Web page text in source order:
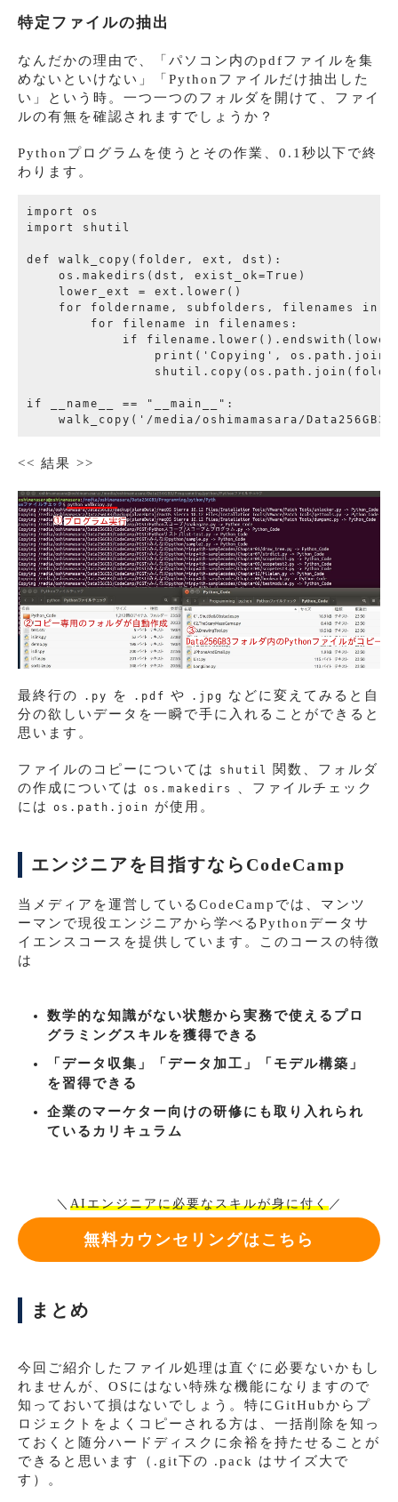
特定ファイルの抽出
なんだかの理由で、「パソコン内のpdfファイルを集
めないといけない」「Pythonファイルだけ抽出した
い」という時。一つ一つのフォルダを開けて、ファイ
ルの有無を確認されますでしょうか？
Pythonプログラムを使うとその作業、0.1秒以下で終
わります。
import os
import shutil
def walk_copy(folder, ext, dst):
    os.makedirs(dst, exist_ok=True)
    lower_ext = ext.lower()
for foldername, subfolders, filenames in
        for filename in filenames:
if
print('Copying',
if __name__ == "__main__":
<< 結果 >>
最終行の .py を .pdf や .jpg
などに変えてみると自
分の欲しいデータを一瞬で手に入れることができると
思います。
ファイルのコピーについては shutil
関数、フォルダ
の作成については os.makedirs
、ファイルチェック
には os.path.join が使用。
エンジニアを目指すならCodeCamp
当メディアを運営しているCodeCampでは、マンツ
ーマンで現役エンジニアから学べるPythonデータサ
イエンスコースを提供しています。このコースの特徴
は
数学的な知識がない状態から実務で使えるプロ
グラミングスキルを獲得できる
「データ収集」「データ加工」「モデル構築」
を習得できる
企業のマーケター向けの研修にも取り入れられ
ているカリキュラム
＼ AIエンジニアに必要なスキルが身に付く／
無料カウンセリングはこちら
まとめ
今回ご紹介したファイル処理は直ぐに必要ないかもし
れませんが、OSにはない特殊な機能になりますので
知っておいて損はないでしょう。特にGitHubからプ
ロジェクトをよくコピーされる方は、一括削除を知っ
ておくと随分ハードディスクに余裕を持たせることが
できると思います（.git下の .pack はサイズ大で
す）。